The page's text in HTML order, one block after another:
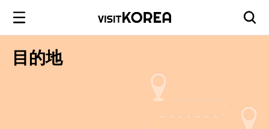
目的地